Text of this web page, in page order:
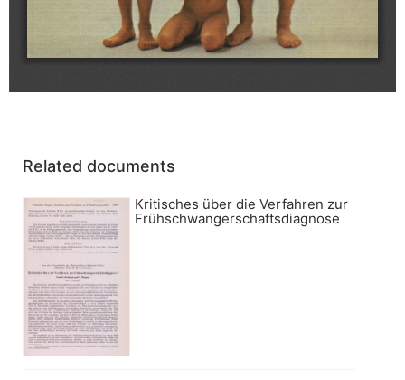
Related documents
Kritisches über die Verfahren zur
Frühschwangerschaftsdiagnose